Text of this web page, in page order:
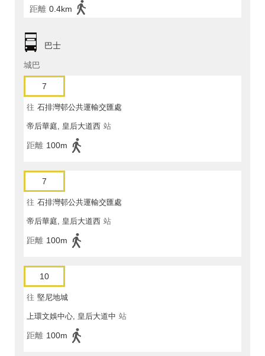
距離 0.4km
巴士
城巴
7
往 石排灣邨公共運輸交匯處
帝后華庭, 皇后大道西 站
距離 100m
7
往 石排灣邨公共運輸交匯處
帝后華庭, 皇后大道西 站
距離 100m
10
往 堅尼地城
上環文娛中心, 皇后大道中 站
距離 100m